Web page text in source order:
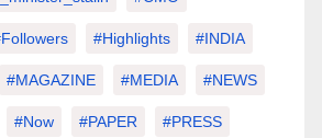
#highlights #INDIA
#MAGAZINE #MEDIA #NEWS
#Now #PAPER #PRESS